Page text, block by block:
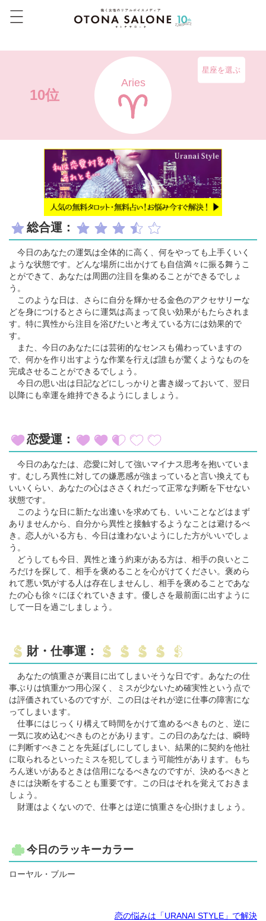
10位
Aries
星座を選ぶ
総合運：
今日のあなたの運気は全体的に高く、何をやっても上手くいく
ような状態です。どんな場所に出かけても自信満々に振る舞うこ
とができて、あなたは周囲の注目を集めることができるでしょ
う。
このような日は、さらに自分を輝かせる金色のアクセサリーな
どを身につけるとさらに運気は高まって良い効果がもたらされま
す。特に異性から注目を浴びたいと考えている方には効果的で
す。
また、今日のあなたには芸術的なセンスも備わっていますの
で、何かを作り出すような作業を行えば誰もが驚くようなものを
完成させることができるでしょう。
今日の思い出は日記などにしっかりと書き綴っておいて、翌日
以降にも幸運を維持できるようにしましょう。
恋愛運：
今日のあなたは、恋愛に対して強いマイナス思考を抱いていま
す。むしろ異性に対しての嫌悪感が強まっていると言い換えても
いいくらい、あなたの心はささくれだって正常な判断を下せない
状態です。
このような日に新たな出逢いを求めても、いいことなどはまず
ありませんから、自分から異性と接触するようなことは避けるべ
き。恋人がいる方も、今日は逢わないようにした方がいいでしょ
う。
どうしても今日、異性と逢う約束がある方は、相手の良いとこ
ろだけを探して、相手を褒めることを心がけてください。褒めら
れて悪い気がする人は存在しませんし、相手を褒めることであな
たの心も徐々にほぐれていきます。優しさを最前面に出すように
して一日を過ごしましょう。
財・仕事運：
あなたの慎重さが裏目に出てしまいそうな日です。あなたの仕
事ぶりは慎重かつ用心深く、ミスが少ないため確実性という点で
は評価されているのですが、この日はそれが逆に仕事の障害にな
ってしまいます。
仕事にはじっくり構えて時間をかけて進めるべきものと、逆に
一気に攻め込むべきものとがあります。この日のあなたは、瞬時
に判断すべきことを先延ばしにしてしまい、結果的に契約を他社
に取られるといったミスを犯してしまう可能性があります。もち
ろん迷いがあるときは信用になるべきなのですが、決めるべきと
きには決断をすることも重要です。この日はそれを覚えておきま
しょう。
財運はよくないので、仕事とは逆に慎重さを心掛けましょう。
今日のラッキーカラー
ローヤル・ブルー
恋の悩みは「URANAI STYLE」で解決